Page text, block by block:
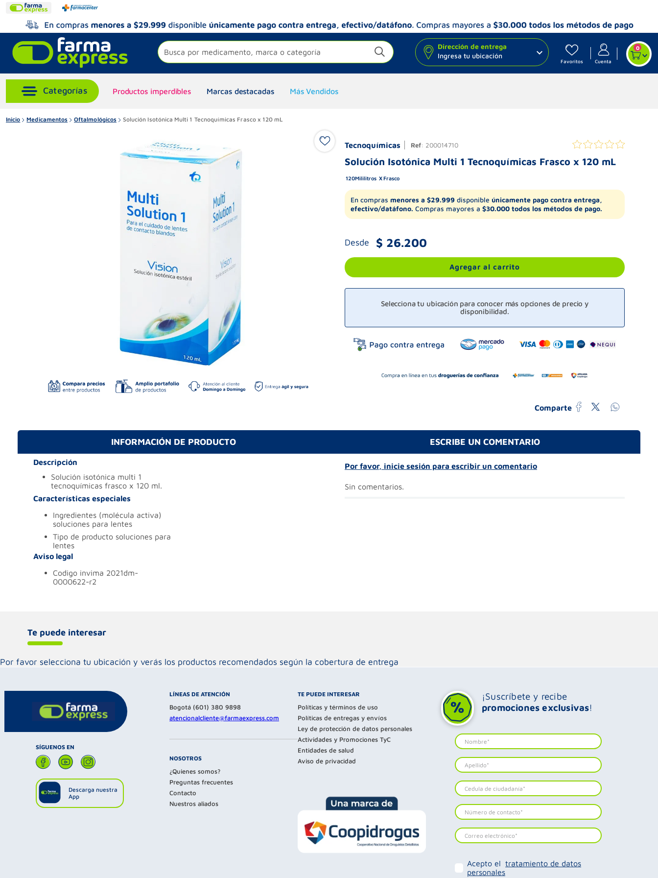
Busca por medicamento, marca o categoría
Dirección de entrega
Ingresa tu ubicación
Favoritos Cuenta
0
Productos imperdibles Marcas destacadas Más Vendidos
Inicio Medicamentos Oftalmológicos Solución Isotónica Multi 1 Tecnoquímicas Frasco x 120 mL
Tecnoquímicas Ref: 200014710
Solución Isotónica Multi 1 Tecnoquímicas Frasco x 120 mL
120Mililitros Frasco
En compras menores a $29.999 disponible únicamente pago contra entrega,
efectivo/datáfono. Compras mayores a $30.000 todos los métodos de pago.
Desde $ 26.200
Agregar al carrito
Selecciona tu ubicación para conocer más opciones de precio y
disponibilidad.
Comparte
INFORMACIÓN DE PRODUCTO
Descripción
solución isotónica multi 1
tecnoquímicas frasco x 120 ml.
Características especiales
ingredientes (molécula activa)
soluciones para lentes
tipo de producto soluciones para
lentes
Aviso legal
codigo invima 2021dm-
0000622-r2
ESCRIBE UN COMENTARIO
Por favor, inicie sesión para escribir un comentario
Sin comentarios.
Te puede interesar
Por favor selecciona tu ubicación y verás los productos recomendados según la cobertura de entrega
SÍGUENOS EN
Descarga nuestra
App
LÍNEAS DE ATENCIÓN
Bogotá (601) 380 9898
atencionalcliente@farmaexpress.com
NOSOTROS
¿Quienes somos?
Preguntas frecuentes
Contacto
Nuestros aliados
TE PUEDE INTERESAR
Políticas y términos de uso
Políticas de entregas y envíos
Ley de protección de datos personales
Actividades y Promociones TyC
Entidades de salud
Aviso de privacidad
¡Suscríbete y recibe
promociones exclusivas!
Acepto el tratamiento de datos
personales